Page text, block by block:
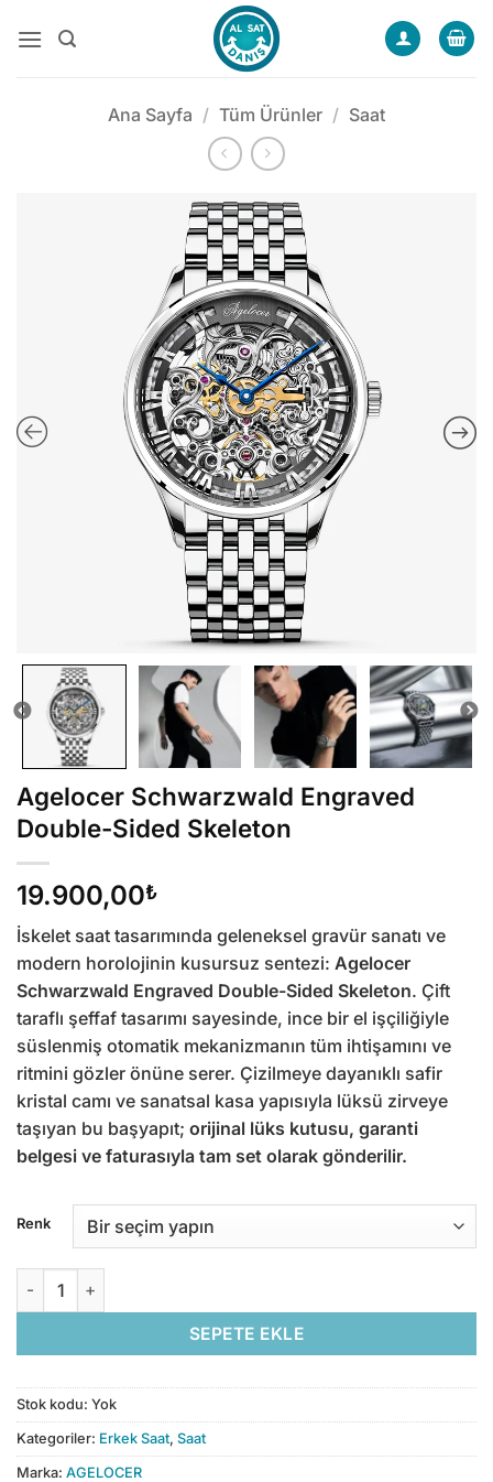
atla
Ana Sayfa / Tüm Ürünler / Saat
Agelocer Schwarzwald Engraved
Double-Sided Skeleton
19.900,00₺
İskelet saat tasarımında geleneksel gravür sanatı ve
modern horolojinin kusursuz sentezi: Agelocer
Schwarzwald Engraved Double-Sided Skeleton. Çift
taraflı şeffaf tasarımı sayesinde, ince bir el işçiliğiyle
süslenmiş otomatik mekanizmanın tüm ihtişamını ve
ritmini gözler önüne serer. Çizilmeye dayanıklı safir
kristal camı ve sanatsal kasa yapısıyla lüksü zirveye
taşıyan bu başyapıt; orijinal lüks kutusu, garanti
belgesi ve faturasıyla tam set olarak gönderilir.
Renk
Agelocer Schwarzwald Engraved Double-Sided Skeleton adet
SEPETE EKLE
Stok kodu: Yok
Kategoriler: Erkek Saat, Saat
Marka: AGELOCER